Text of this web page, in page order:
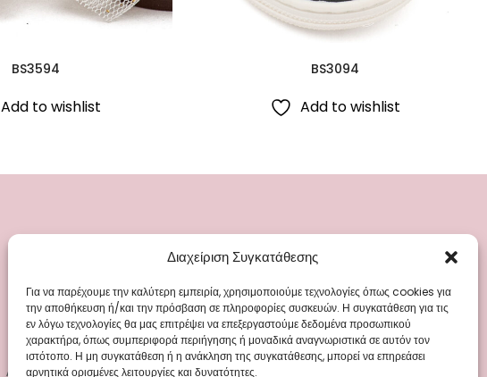
Διαχείριση Συγκατάθεσης
Για να παρέχουμε την καλύτερη εμπειρία, χρησιμοποιούμε τεχνολογίες όπως cookies για
την αποθήκευση ή/και την πρόσβαση σε πληροφορίες συσκευών. Η συγκατάθεση για τις
εν λόγω τεχνολογίες θα μας επιτρέψει να επεξεργαστούμε δεδομένα προσωπικού
χαρακτήρα, όπως συμπεριφορά περιήγησης ή μοναδικά αναγνωριστικά σε αυτόν τον
ιστότοπο. Η μη συγκατάθεση ή η ανάκληση της συγκατάθεσης, μπορεί να επηρεάσει
αρνητικά ορισμένες λειτουργίες και δυνατότητες.
BS3594
Add to wishlist
BS3094
Add to wishlist
Νυφικά
Αξεσουάρ Γάμου
Βαπτιστικά Ρούχα
Αξεσουάρ Βάπτισης
ΜΕΝΟΥ
Blog
Επικοινωνία